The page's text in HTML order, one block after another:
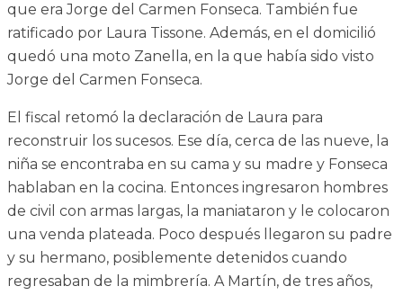
que era Jorge del Carmen Fonseca. También fue
ratificado por Laura Tissone. Además, en el domicilió
quedó una moto Zanella, en la que había sido visto
Jorge del Carmen Fonseca.
El fiscal retomó la declaración de Laura para
reconstruir los sucesos. Ese día, cerca de las nueve, la
niña se encontraba en su cama y su madre y Fonseca
hablaban en la cocina. Entonces ingresaron hombres
de civil con armas largas, la maniataron y le colocaron
una venda plateada. Poco después llegaron su padre
y su hermano, posiblemente detenidos cuando
regresaban de la mimbrería. A Martín, de tres años,